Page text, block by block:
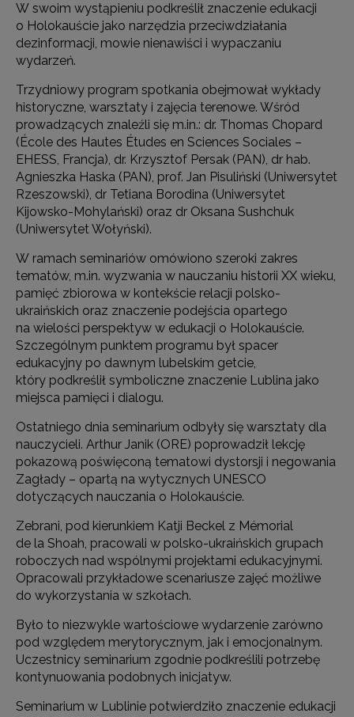
W swoim wystąpieniu podkreślił znaczenie edukacji
o Holokauście jako narzędzia przeciwdziałania
dezinformacji, mowie nienawiści i wypaczaniu
wydarzeń.
Trzydniowy program spotkania obejmował wykłady
historyczne, warsztaty i zajęcia terenowe. Wśród
prowadzących znaleźli się m.in.: dr. Thomas Chopard
(École des Hautes Études en Sciences Sociales –
EHESS, Francja), dr. Krzysztof Persak (PAN), dr hab.
Agnieszka Haska (PAN), prof. Jan Pisuliński (Uniwersytet
Rzeszowski), dr Tetiana Borodina (Uniwersytet
Kijowsko-Mohylański) oraz dr Oksana Sushchuk
(Uniwersytet Wołyński).
W ramach seminariów omówiono szeroki zakres
tematów, m.in. wyzwania w nauczaniu historii XX wieku,
pamięć zbiorowa w kontekście relacji polsko-
ukraińskich oraz znaczenie podejścia opartego
na wielości perspektyw w edukacji o Holokauście.
Szczególnym punktem programu był spacer
edukacyjny po dawnym lubelskim getcie,
który podkreślił symboliczne znaczenie Lublina jako
miejsca pamięci i dialogu.
Ostatniego dnia seminarium odbyły się warsztaty dla
nauczycieli. Arthur Janik (ORE) poprowadził lekcję
pokazową poświęconą tematowi dystorsji i negowania
Zagłady – opartą na wytycznych UNESCO
dotyczących nauczania o Holokauście.
Zebrani, pod kierunkiem Katji Beckel z Mémorial
de la Shoah, pracowali w polsko-ukraińskich grupach
roboczych nad wspólnymi projektami edukacyjnymi.
Opracowali przykładowe scenariusze zajęć możliwe
do wykorzystania w szkołach.
Było to niezwykle wartościowe wydarzenie zarówno
pod względem merytorycznym, jak i emocjonalnym.
Uczestnicy seminarium zgodnie podkreślili potrzebę
kontynuowania podobnych inicjatyw.
Seminarium w Lublinie potwierdziło znaczenie edukacji